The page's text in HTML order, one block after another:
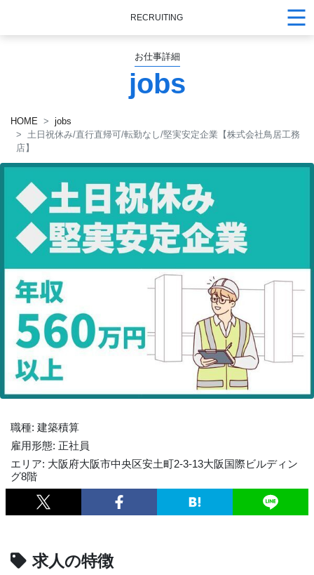
RECRUITING
お仕事詳細
jobs
HOME
jobs
土日祝休み/直行直帰可/転勤なし/堅実安定企業【株式会社鳥居工務
店】
職種: 建築積算
雇用形態: 正社員
エリア: 大阪府大阪市中央区安土町2-3-13大阪国際ビルディン
グ8階
求人の特徴